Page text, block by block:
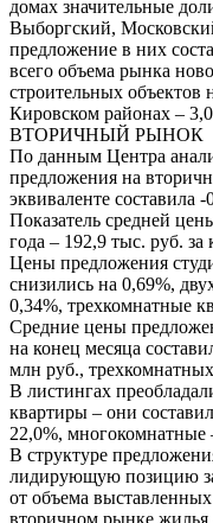
домах значительные
Выборгский,
предложение в них
всего объема рынка
строительных
Кировском районах –
ВТОРИЧНЫЙ РЫНОК
По данным Центра
предложения на
эквиваленте составила
Показатель средней
года – 192,9 тыс. руб. за
Цены предложения
снизились на 0,69%,
0,34%, трехкомнатные
Средние цены
на конец месяца
млн руб.,
В листингах
квартиры – они
22,0%, многокомнатные
В структуре
лидирующую позицию
от объема